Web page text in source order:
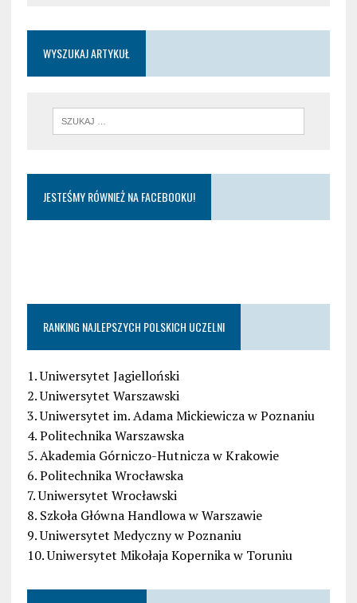
WYSZUKAJ ARTYKUŁ
JESTEŚMY RÓWNIEŻ NA FACEBOOKU!
RANKING NAJLEPSZYCH POLSKICH UCZELNI
1. Uniwersytet Jagielloński
2. Uniwersytet Warszawski
3. Uniwersytet im. Adama Mickiewicza w Poznaniu
4. Politechnika Warszawska
5. Akademia Górniczo-Hutnicza w Krakowie
6. Politechnika Wrocławska
7. Uniwersytet Wrocławski
8. Szkoła Główna Handlowa w Warszawie
9. Uniwersytet Medyczny w Poznaniu
10. Uniwersytet Mikołaja Kopernika w Toruniu